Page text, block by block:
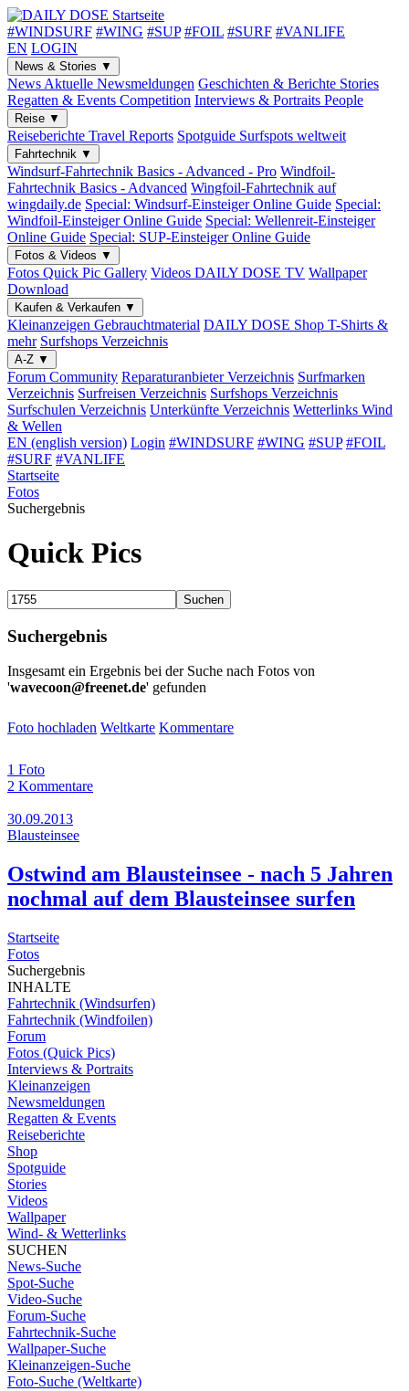
#WINDSURF #WING #SUP #FOIL #SURF #VANLIFE
EN LOGIN
News & Stories ▼
News Aktuelle Newsmeldungen Geschichten & Berichte Stories
Regatten & Events Competition Interviews & Portraits People
Reise ▼
Reiseberichte Travel Reports Spotguide Surfspots weltweit
Fahrtechnik ▼
Windsurf-Fahrtechnik Basics - Advanced - Pro Windfoil-
Fahrtechnik Basics - Advanced Wingfoil-Fahrtechnik auf
wingdaily.de Special: Windsurf-EinsteigerOnline Guide Special:
Windfoil-EinsteigerOnline Guide Special: Wellenreit-Einsteiger
Online Guide Special: SUP-EinsteigerOnline Guide
Fotos & Videos ▼
Fotos Quick Pic Gallery Videos DAILY DOSE TV Wallpaper
Download
Kaufen & Verkaufen ▼
Kleinanzeigen Gebrauchtmaterial DAILY DOSE Shop T-Shirts &
mehr Surfshops Verzeichnis
A-Z ▼
Forum Community ReparaturanbieterVerzeichnis Surfmarken
Verzeichnis Surfreisen Verzeichnis Surfshops Verzeichnis
Surfschulen Verzeichnis Unterkünfte Verzeichnis Wetterlinks Wind
& Wellen
EN (english version) Login #WINDSURF #WING #SUP #FOIL
#SURF #VANLIFE
Startseite
Fotos
Suchergebnis
Quick Pics
Suchen
Suchergebnis
Insgesamt ein Ergebnis bei der Suche nach Fotos von
'wavecoon@freenet.de' gefunden
Foto hochladen Weltkarte Kommentare
1 Foto
2 Kommentare
30.09.2013
Blausteinsee
Ostwind am Blausteinsee - nach 5 Jahren
nochmal auf dem Blausteinsee surfen
Startseite
Fotos
Suchergebnis
INHALTE
Fahrtechnik (Windsurfen)
Fahrtechnik (Windfoilen)
Forum
Fotos (Quick Pics)
Interviews & Portraits
Kleinanzeigen
Newsmeldungen
Regatten & Events
Reiseberichte
Shop
Spotguide
Stories
Videos
Wallpaper
Wind- & Wetterlinks
SUCHEN
News-Suche
Spot-Suche
Video-Suche
Forum-Suche
Fahrtechnik-Suche
Wallpaper-Suche
Kleinanzeigen-Suche
Foto-Suche (Weltkarte)